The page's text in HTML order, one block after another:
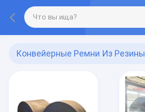
Конвейерные Ремни Из Резины